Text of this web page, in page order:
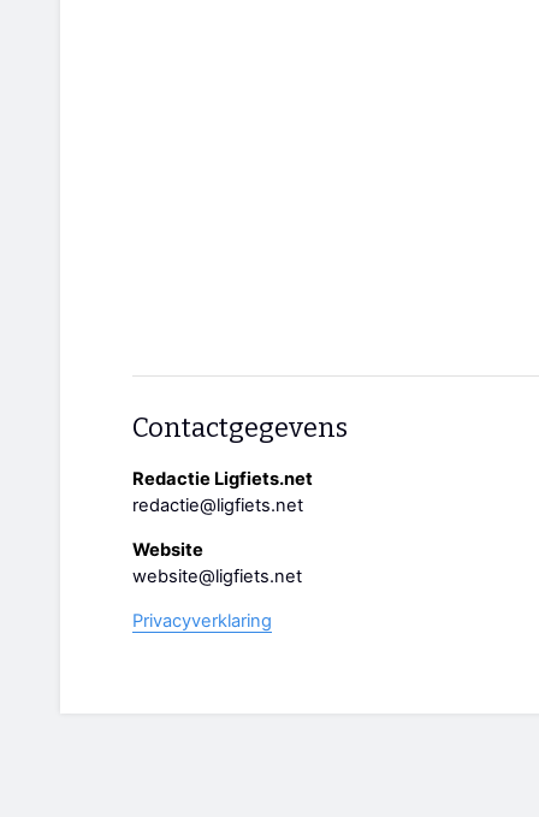
Contactgegevens
Redactie Ligfiets.net
redactie@ligfiets.net
Website
website@ligfiets.net
Privacyverklaring